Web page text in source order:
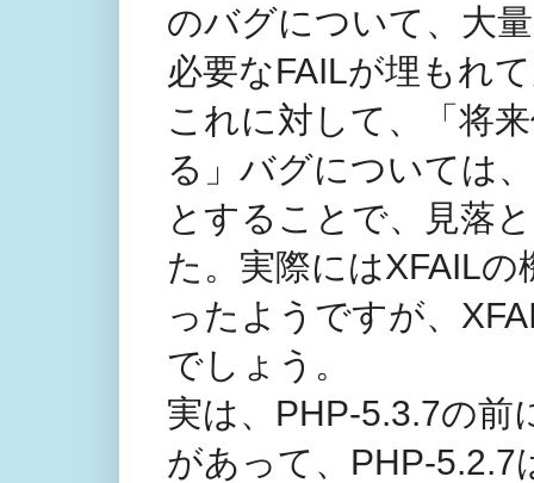
のバグについて、大
必要なFAILが埋もれ
これに対して、「将
る」バグについては
とすることで、見落
た。実際にはXFAIL
ったようですが、
でしょう。
実は、PHP-5.3.7の前
があって、PHP-